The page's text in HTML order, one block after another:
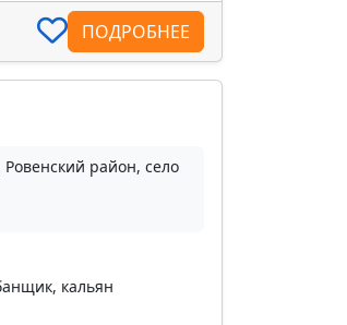
ПОДРОБНЕЕ
Ровенский район, село
кальян